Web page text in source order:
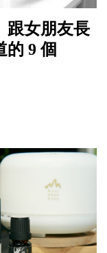
跟女朋友長
9 個